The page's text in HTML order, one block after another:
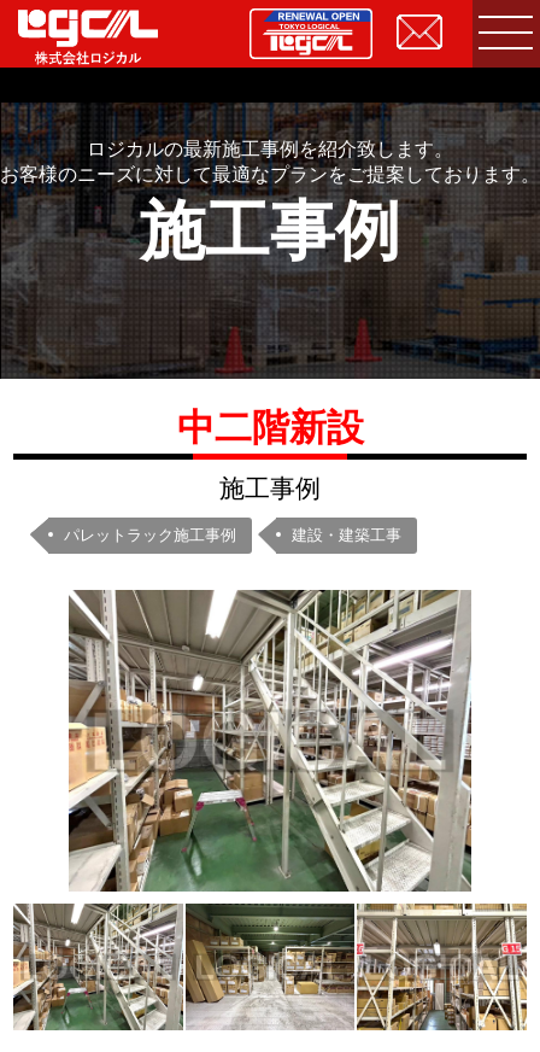
ロジカルの最新施工事例を紹介致します。
お客様のニーズに対して最適なプランをご提案しております。
施工事例
中二階新設
施工事例
パレットラック施工事例 建設・建築工事